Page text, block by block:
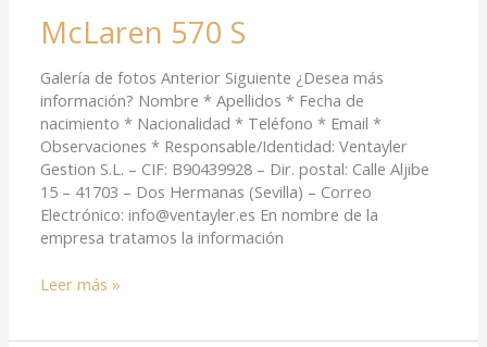
McLaren 570 S
Galería de fotos Anterior Siguiente ¿Desea más
información? Nombre * Apellidos * Fecha de
nacimiento * Nacionalidad * Teléfono * Email *
Observaciones * Responsable/Identidad: Ventayler
Gestion S.L. – CIF: B90439928 – Dir. postal: Calle Aljibe
15 – 41703 – Dos Hermanas (Sevilla) – Correo
Electrónico: info@ventayler.es En nombre de la
empresa tratamos la información
Leer más »